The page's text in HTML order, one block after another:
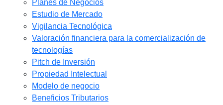
Planes de Negocios
Estudio de Mercado​
Vigilancia Tecnológica
Valoración financiera para la comercialización de
tecnologías
Pitch de Inversión
Propiedad Intelectual
Modelo de negocio
Beneficios Tributarios